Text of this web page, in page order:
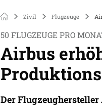
Zivil Flugzeuge
50 FLUGZEUGE PRO
Airbus
Der